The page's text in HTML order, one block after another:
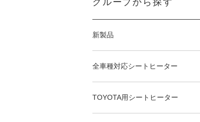
グループから探す
新製品
全車種対応シートヒーター
TOYOTA用シートヒーター